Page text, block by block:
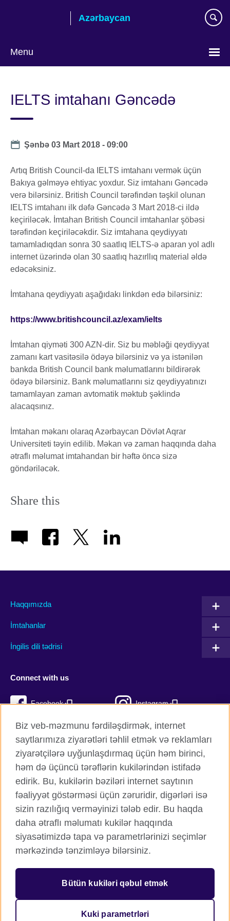
Azərbaycan
Menu
language
IELTS imtahanı Gəncədə
Date
Şənbə 03 Mart 2018 - 09:00
Artıq British Council-da IELTS imtahanı vermək üçün
Bakıya gəlməyə ehtiyac yoxdur. Siz imtahanı Gəncədə
verə bilərsiniz. British Council tərəfindən təşkil olunan
IELTS imtahanı ilk dəfə Gəncədə 3 Mart 2018-ci ildə
keçiriləcək. İmtahan British Council imtahanlar şöbəsi
tərəfindən keçiriləcəkdir. Siz imtahana qeydiyyatı
tamamladıqdan sonra 30 saatlıq IELTS-ə aparan yol adlı
internet üzərində olan 30 saatlıq hazırllıq material əldə
edəcəksiniz.
İmtahana qeydiyyatı aşağıdakı linkdən edə bilərsiniz:
https://www.britishcouncil.az/exam/ielts
İmtahan qiyməti 300 AZN-dir. Siz bu məbləği qeydiyyat
zamanı kart vasitəsilə ödəyə bilərsiniz və ya istənilən
bankda British Council bank məlumatlarını bildirərək
ödəyə bilərsiniz. Bank məlumatlarını siz qeydiyyatınızı
tamamlayan zaman avtomatik məktub şəklində
alacaqsınız.
İmtahan məkanı olaraq Azərbaycan Dövlət Aqrar
Universiteti təyin edilib. Məkan və zaman haqqında daha
ətraflı məlumat imtahandan bir həftə öncə sizə
göndəriləcək.
Share this
Haqqımızda
İmtahanlar
İngilis dili tədrisi
Connect with us
Facebook Instagram
Twitter TikTok
British Council qlobal
Məxfilik və şərtlər
Sitemap
© 2026 British Council
Birləşmiş Krallığın mədəni əlaqələr və təhsil imkanları üzrə
Uels), SC037733 (Şotlandiya).
Biz veb-məzmunu fərdiləşdirmək, internet
saytlarımıza ziyarətləri təhlil etmək və reklamları
ziyarətçilərə uyğunlaşdırmaq üçün həm birinci,
həm də üçüncü tərəflərin kukilərindən istifadə
edirik. Bu, kukilərin bəziləri internet saytının
fəaliyyət göstərməsi üçün zəruridir, digərləri isə
sizin razılığıq verməyinizi tələb edir. Bu haqda
daha ətraflı məlumatı kukilər haqqında
siyasətimizdə tapa və parametrlərinizi seçimlər
mərkəzində tənzimləyə bilərsiniz.
Bütün kukiləri qəbul etmək
Kuki parametrləri